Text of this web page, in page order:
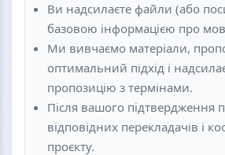
Ви надсилаєте файли (або
базовою інформацією про
Ми вивчаємо матеріали,
оптимальний підхід і
пропозицію з термінами.
Після вашого підтвердження
відповідних перекладачів і
проєкту.